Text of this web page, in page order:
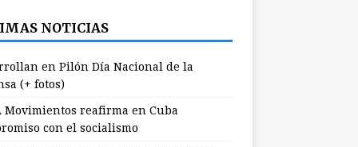
NOTICIAS
en Pilón Día Nacional de la
(+ fotos)
Movimientos reafirma en Cuba
con el socialismo